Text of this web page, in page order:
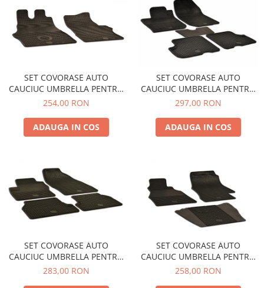
Antigel
Spray Curatare Frane
Curatare si Detailing Interior
Vopsitorie, Chituri si Adezivi
Curatare si Detailing Exterior
Cabluri Pornire
Produse de Vara
Blog
SET COVORASE AUTO
CAUCIUC UMBRELLA PENTRU
MERCEDES (W638) VITO (1995-
254,00 RON
ADAUGA IN COS
SET COVORASE AUTO
CAUCIUC UMBRELLA PENTRU
DACIA DUSTER (2010-2018).
297,00 RON
ADAUGA IN COS
SET COVORASE AUTO
CAUCIUC UMBRELLA PENTRU
FORD FOCUS II (2005-2010)
283,00 RON
SET COVORASE AUTO
CAUCIUC UMBRELLA PENTRU
MERCEDES (W901-W905)
258,00 RON